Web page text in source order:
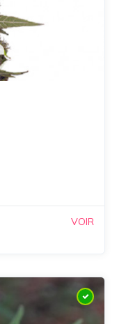
VOIR